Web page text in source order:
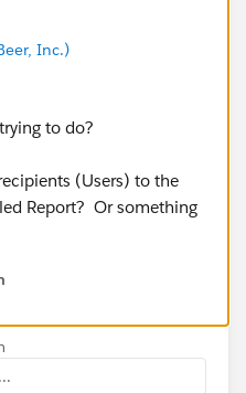
Inc.)
to do?
(Users) to the
Report? Or something